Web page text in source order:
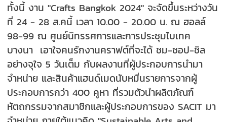
ทั้งนี้ งาน "Crafts Bangkok 2024" จะจัดขึ้นระหว่างวัน
ที่ 24 - 28 ส.คนี้ เวลา 10.00 - 20.00 น. ณ ฮอลล์
98-99 ณ ศูนย์นิทรรศการและการประชุมไบเทค
บางนา เอาใจคนรักงานคราฟต์ที่จะได้ ชม-ชอป-ชิล
อย่างจุใจ 5 วันเต็ม กับผลงานที่ผู้ประกอบการนำมา
จำหน่าย และสินค้าแฮนด์เมดนับหมื่นรายการจากผู้
ประกอบการกว่า 400 คูหา ที่รวมตัวนำผลิตภัณฑ์
หัตถกรรมจากสมาชิกและผู้ประกอบการของ SACIT มา